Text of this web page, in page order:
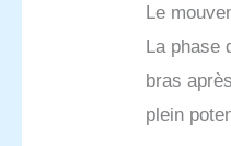
Le
La phase
bras
plein